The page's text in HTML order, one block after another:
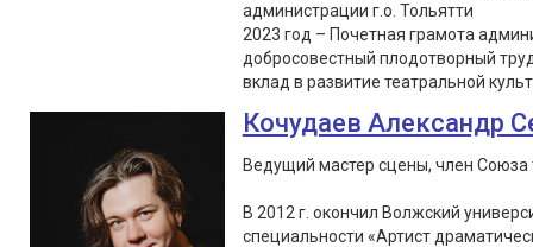
администрации г.о. Тольятти
2023 год – Почетная грамота
добросовестный плодотворный
вклад в развитие театральной
Кочудаев Александр
Ведущий мастер сцены, член Союза
В 2012 г. окончил Волжский
специальности «Артист